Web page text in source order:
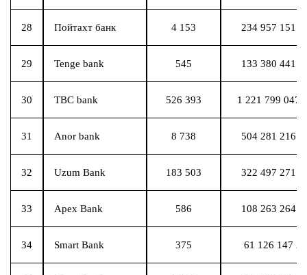
28 Пойтахт банк 4 153 234 957 151
29 Tenge bank 545 133 380 441
30 TBC bank 526 393 1 221 799 047
31 Anor bank 8 738 504 281 216
32 Uzum Bank 183 503 322 497 271
33 Apex Bank 586 108 263 264
34 Smart Bank 375 61 126 147